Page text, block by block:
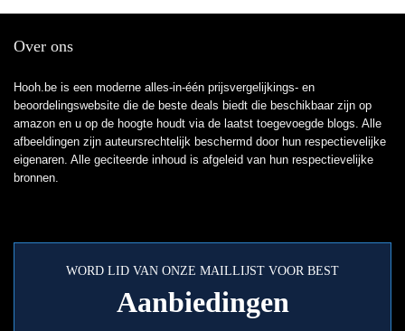
Over ons
Hooh.be is een moderne alles-in-één prijsvergelijkings- en
beoordelingswebsite die de beste deals biedt die beschikbaar zijn op
amazon en u op de hoogte houdt via de laatst toegevoegde blogs. Alle
afbeeldingen zijn auteursrechtelijk beschermd door hun respectievelijke
eigenaren. Alle geciteerde inhoud is afgeleid van hun respectievelijke
bronnen.
WORD LID VAN ONZE MAILLIJST VOOR BEST
Aanbiedingen